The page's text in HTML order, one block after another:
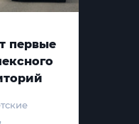
первые